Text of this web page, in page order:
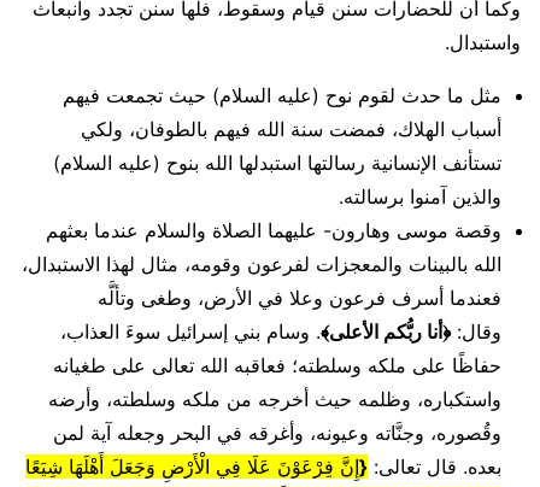
وكما أن للحضارات سنن قيام وسقوط، فلها سنن تجدد وانبعاث
واستبدال.
مثل ما حدث لقوم نوح (عليه السلام) حيث تجمعت فيهم
أسباب الهلاك، فمضت سنة الله فيهم بالطوفان، ولكي
تستأنف الإنسانية رسالتها استبدلها الله بنوح (عليه السلام)
والذين آمنوا برسالته.
وقصة موسى وهارون- عليهما الصلاة والسلام عندما بعثهم
الله بالبينات والمعجزات لفرعون وقومه، مثال لهذا الاستبدال،
فعندما أسرف فرعون وعلا في الأرض، وطغى وتألَّه
وقال:﴿أنا ربُّكم الأعلى﴾. وسام بني إسرائيل سوءَ العذاب،
حفاظًا على ملكه وسلطته؛ فعاقبه الله تعالى على طغيانه
واستكباره، وظلمه حيث أخرجه من ملكه وسلطته، وأرضه
وقُصوره، وجنَّاته وعيونه، وأغرقه في البحر وجعله آية لمن
بعده. قال تعالى: {إِنَّ فِرْعَوْنَ عَلَا فِي الْأَرْضِ وَجَعَلَ أَهْلَهَا شِيَعًا